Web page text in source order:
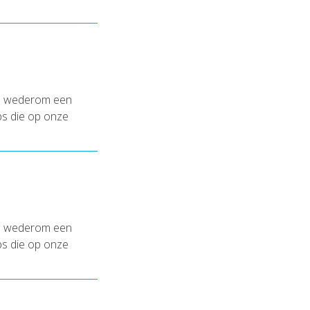
wederom een
die op onze
wederom een
die op onze